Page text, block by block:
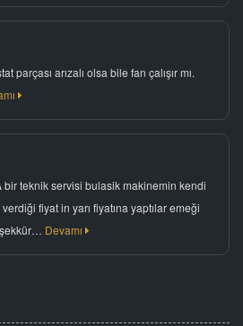
parçası arızalı olsa bile fan çalışır mı.
bir teknik servisi bulasik makinemin kendi
fiyat in yarı fiyatına yaptılar emeği
Devamı